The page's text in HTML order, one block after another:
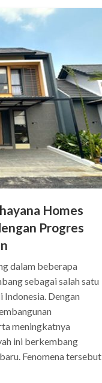
Homes
Progres
dalam beberapa
sebagai salah satu
Dengan
meningkatnya
ini berkembang
Fenomena tersebut